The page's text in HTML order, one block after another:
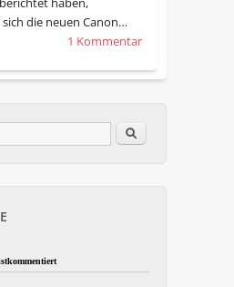
die neuen Canon…
1 Kommentar
Im Blog suchen